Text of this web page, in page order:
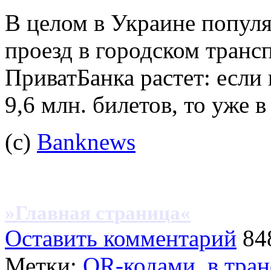
В целом в Украине
проезд в городском
ПриватБанка растет:
9,6 млн. билетов, то уже
(с) Banknews
»Главная страница«
Оставить комментарий